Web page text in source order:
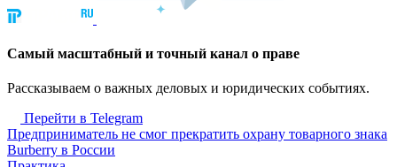
Cамый масштабный и точный канал о праве
Рассказываем о важных деловых и юридических событиях.
Перейти в Telegram
Предприниматель не смог прекратить охрану товарного знака
Burberry в России